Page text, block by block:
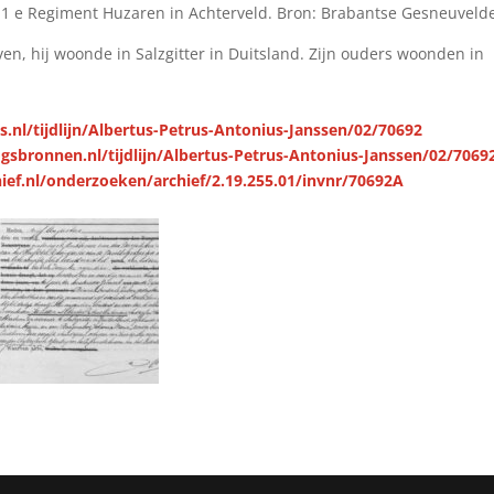
e Regiment Huzaren in Achterveld. Bron: Brabantse
hij woonde in Salzgitter in Duitsland. Zijn ouders woonden in
tijdlijn/Albertus-Petrus-Antonius-Janssen/02/70692
tijdlijn/Albertus-Petrus-Antonius-Janssen/02/
onderzoeken/archief/2.19.255.01/invnr/70692A